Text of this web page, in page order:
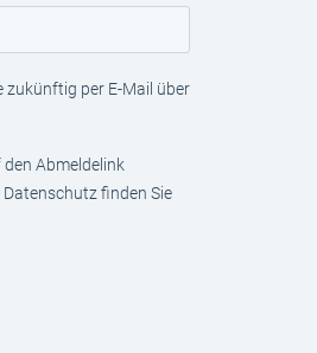
zukünftig per E-Mail über
Abmeldelink
finden Sie